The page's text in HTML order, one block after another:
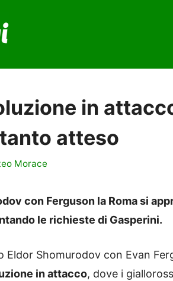
in
atteso
Morace
con Ferguson la Roma si
le richieste di Gasperini.
Eldor Shomurodov con Evan
in attacco, dove i